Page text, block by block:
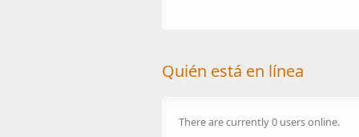
Quién está en línea
There are currently 0 users online.